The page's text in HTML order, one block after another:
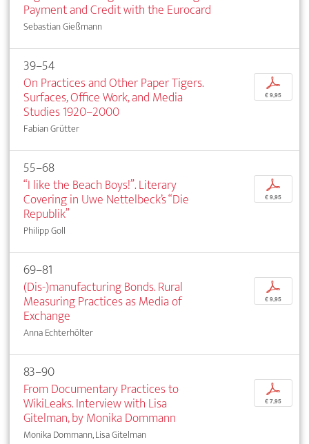
Payment and Credit with the Eurocard
Sebastian Gießmann
39–54
On Practices and Other Paper Tigers.
Surfaces, Office Work, and Media
Studies 1920–2000
Fabian Grütter
p
€ 9,95
55–68
“I like the Beach Boys!”. Literary
Covering in Uwe Nettelbeck’s “Die
Republik”
Philipp Goll
p
€ 9,95
69–81
(Dis-)manufacturing Bonds. Rural
Measuring Practices as Media of
Exchange
Anna Echterhölter
p
€ 9,95
83–90
From Documentary Practices to
WikiLeaks. Interview with Lisa
Gitelman, by Monika Dommann
Monika Dommann, Lisa Gitelman
p
€ 7,95